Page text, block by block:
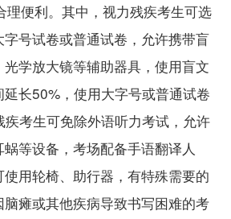
理便利。其中，视力残疾考生可选
号试卷或普通试卷，允许携带盲
学放大镜等辅助器具，使用盲文
长50%，使用大字号或普通试卷
考生可免除外语听力考试，允许
等设备，考场配备手语翻译人
用轮椅、助行器，有特殊需要的
瘫或其他疾病导致书写困难的考